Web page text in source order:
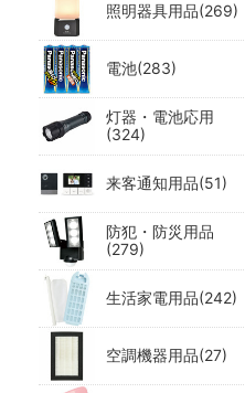
照明器具用品(269)
電池(283)
灯器・電池応用
(324)
来客通知用品(51)
防犯・防災用品
(279)
生活家電用品(242)
空調機器用品(27)